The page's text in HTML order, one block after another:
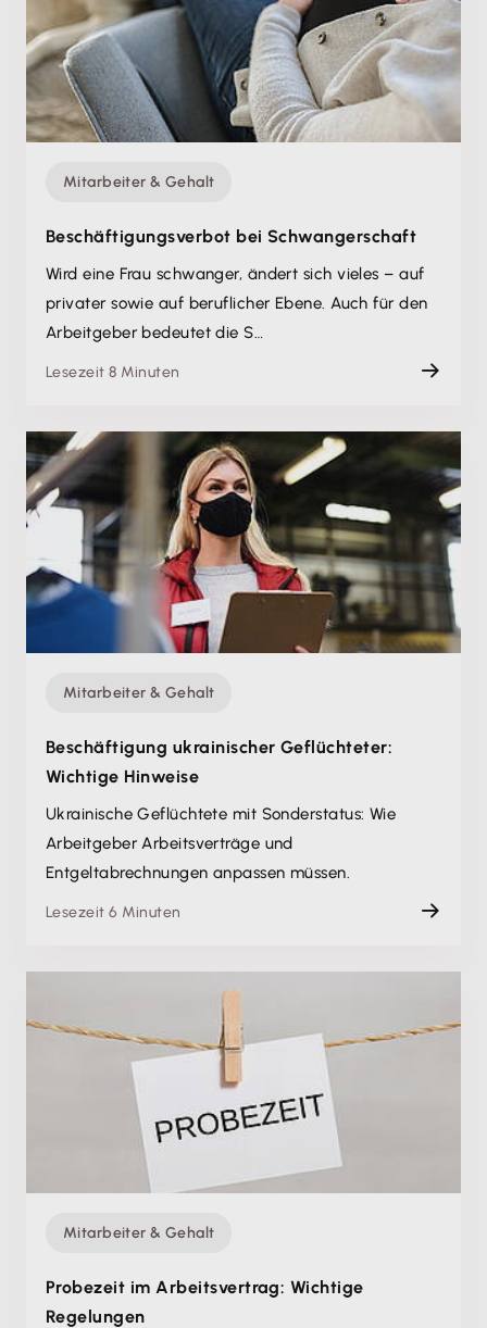
Mitarbeiter & Gehalt
Beschäftigungsverbot bei Schwangerschaft
Wird eine Frau schwanger, ändert sich vieles – auf
privater sowie auf beruflicher Ebene. Auch für den
Arbeitgeber bedeutet die S…
Lesezeit 8 Minuten
Mitarbeiter & Gehalt
Beschäftigung ukrainischer Geflüchteter:
Wichtige Hinweise
Ukrainische Geflüchtete mit Sonderstatus: Wie
Arbeitgeber Arbeitsverträge und
Entgeltabrechnungen anpassen müssen.
Lesezeit 6 Minuten
Mitarbeiter & Gehalt
Probezeit im Arbeitsvertrag: Wichtige
Regelungen